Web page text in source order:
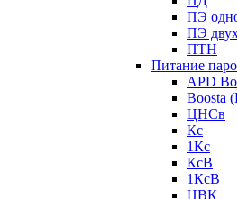
ПЭ
ПЭ
ПТН
Питание
APD
Boosta
ЦНСв
Кс
1Кс
КсВ
1КсВ
ЦВК